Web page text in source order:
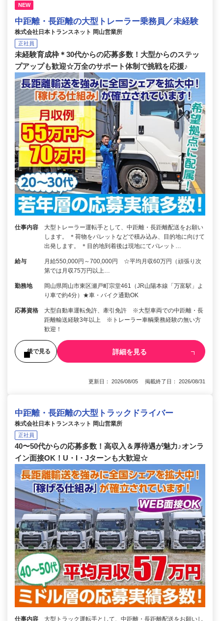
NEW
中距離・長距離の大型トレーラー乗務員／未経験
株式会社日本トランスネット 岡山営業所
正社員
未経験育成枠＊30代からの応募多数！大型からのステッ
プアップも歓迎☆万全のサポート体制で挑戦を応援♪
仕事内容
大型トレーラー運転手として、中距離・長距離配送をお願い
します。 ＊荷物をパレットなどで積み込み、目的地に向けて
出発します。 ＊目的地到着後は現地にてパレット…
給与
月給550,000円～700,000円 ☆平均月収60万円（頑張り次
第では月収75万円以上…
勤務地
岡山県岡山市東区瀬戸町宗堂461（JR山陽本線「万富駅」よ
り車で約4分）★車・バイク通勤OK
応募資格
大型自動車運転免許、牽引免許 ※大型車両での中距離・長
距離輸送経験3年以上 ※トレーラー車輌乗務経験の無い方
歓迎！
後で見る 詳細を見る
更新日： 2026/08/05 掲載終了日： 2026/08/31
中距離・長距離の大型トラックドライバー
株式会社日本トランスネット 岡山営業所
正社員
40〜50代からの応募多数！高収入＆厚待遇が魅力♪オンラ
イン面接OK！U・I・Jターンも大歓迎☆
仕事内容 大型トラック運転手として、中距離・長距離配送をお願いし